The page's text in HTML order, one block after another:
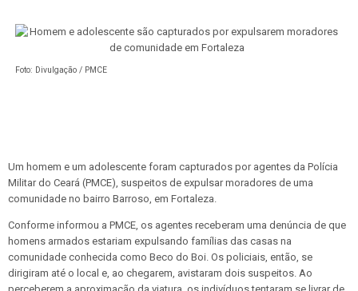
Foto: Divulgação / PMCE
Um homem e um adolescente foram capturados por agentes da Polícia
Militar do Ceará (PMCE), suspeitos de expulsar moradores de uma
comunidade no bairro Barroso, em Fortaleza.
Conforme informou a PMCE, os agentes receberam uma denúncia de que
homens armados estariam expulsando famílias das casas na
comunidade conhecida como Beco do Boi. Os policiais, então, se
dirigiram até o local e, ao chegarem, avistaram dois suspeitos. Ao
perceberem a aproximação da viatura, os indivíduos tentaram se livrar de